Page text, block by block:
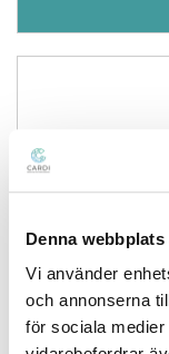
Denna
Vi använder
och annonserna
för sociala